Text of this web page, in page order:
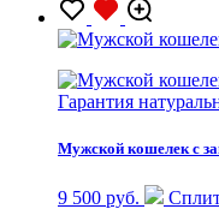
Гарантия
Мужской кошелек с
9 500 руб.